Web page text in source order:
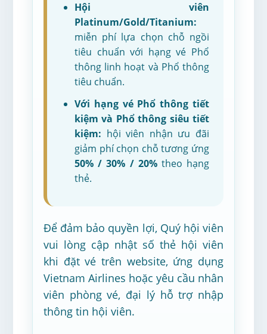
Hội viên
Platinum/Gold/Titanium:
miễn phí lựa chọn chỗ ngồi
tiêu chuẩn với hạng vé Phổ
thông linh hoạt và Phổ thông
tiêu chuẩn.
Với hạng vé Phổ thông tiết
kiệm và Phổ thông siêu tiết
kiệm: hội viên nhận ưu đãi
giảm phí chọn chỗ tương ứng
50% / 30% / 20%theo hạng
thẻ.
Để đảm bảo quyền lợi, Quý hội viên
vui lòng cập nhật số thẻ hội viên
khi đặt vé trên website, ứng dụng
Vietnam Airlines hoặc yêu cầu nhân
viên phòng vé, đại lý hỗ trợ nhập
thông tin hội viên.